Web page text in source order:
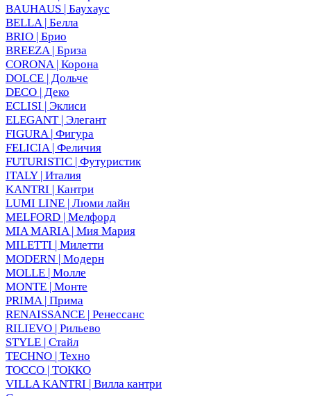
BAUHAUS | Баухаус
BELLA | Белла
BRIO | Брио
BREEZA | Бриза
CORONA | Корона
DOLCE | Дольче
DECO | Деко
ECLISI | Эклиси
ELEGANT | Элегант
FIGURA | Фигура
FELICIA | Феличия
FUTURISTIC | Футуристик
ITALY | Италия
KANTRI | Кантри
LUMI LINE | Люми лайн
MELFORD | Мелфорд
MIA MARIA | Мия Мария
MILETTI | Милетти
MODERN | Модерн
MOLLE | Молле
MONTE | Монте
PRIMA | Прима
RENAISSANCE | Ренессанс
RILIEVO | Рильево
STYLE | Стайл
TECHNO | Техно
TOCCO | ТОККО
VILLA KANTRI | Вилла кантри